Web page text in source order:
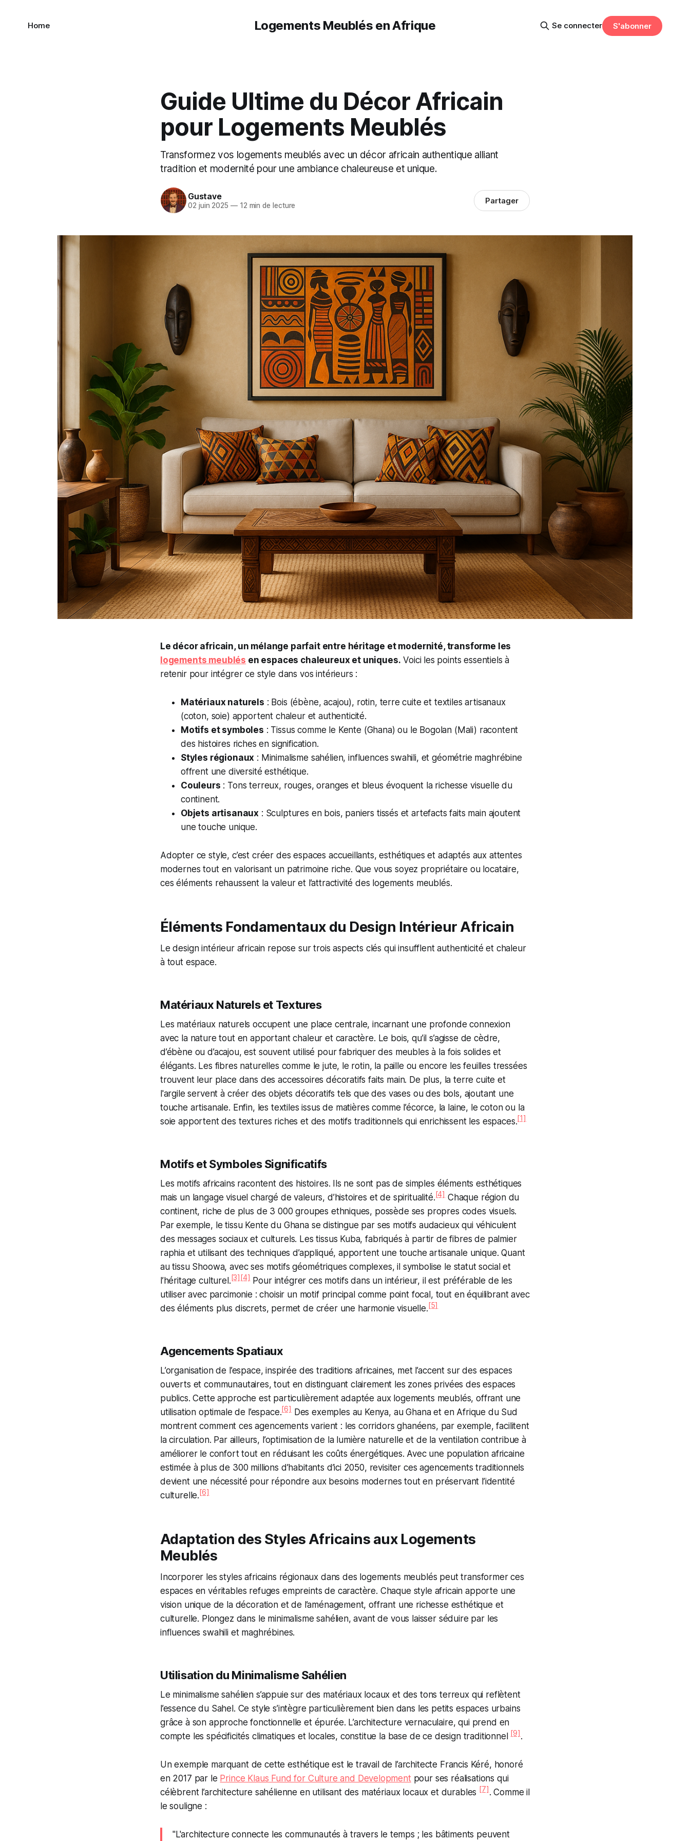
Logements Meublés en Afrique
Home Se connecter S'abonner
Guide Ultime du Décor Africain
pour Logements Meublés
Transformez vos logements meublés avec un décor africain authentique alliant
tradition et modernité pour une ambiance chaleureuse et unique.
Gustave
02 juin 2025 —12 min de lecture Partager
Le décor africain, un mélange parfait entre héritage et modernité, transforme les
logements meublés en espaces chaleureux et uniques. Voici les points essentiels à
retenir pour intégrer ce style dans vos intérieurs :
Matériaux naturels : Bois (ébène, acajou), rotin, terre cuite et textiles artisanaux
(coton, soie) apportent chaleur et authenticité.
Motifs et symboles : Tissus comme le Kente (Ghana) ou le Bogolan (Mali) racontent
des histoires riches en signification.
Styles régionaux : Minimalisme sahélien, influences swahili, et géométrie maghrébine
offrent une diversité esthétique.
Couleurs : Tons terreux, rouges, oranges et bleus évoquent la richesse visuelle du
continent.
Objets artisanaux : Sculptures en bois, paniers tissés et artefacts faits main ajoutent
une touche unique.
Adopter ce style, c’est créer des espaces accueillants, esthétiques et adaptés aux attentes
modernes tout en valorisant un patrimoine riche. Que vous soyez propriétaire ou locataire,
ces éléments rehaussent la valeur et l’attractivité des logements meublés.
Éléments Fondamentaux du Design Intérieur Africain
Le design intérieur africain repose sur trois aspects clés qui insufflent authenticité et chaleur
à tout espace.
Matériaux Naturels et Textures
Les matériaux naturels occupent une place centrale, incarnant une profonde connexion
avec la nature tout en apportant chaleur et caractère. Le bois, qu’il s’agisse de cèdre,
d’ébène ou d’acajou, est souvent utilisé pour fabriquer des meubles à la fois solides et
élégants. Les fibres naturelles comme le jute, le rotin, la paille ou encore les feuilles tressées
trouvent leur place dans des accessoires décoratifs faits main. De plus, la terre cuite et
l'argile servent à créer des objets décoratifs tels que des vases ou des bols, ajoutant une
touche artisanale. Enfin, les textiles issus de matières comme l’écorce, la laine, le coton ou la
soie apportent des textures riches et des motifs traditionnels qui enrichissent les espaces.[1]
Motifs et Symboles Significatifs
Les motifs africains racontent des histoires. Ils ne sont pas de simples éléments esthétiques
mais un langage visuel chargé de valeurs, d’histoires et de spiritualité.[4] Chaque région du
continent, riche de plus de 3 000 groupes ethniques, possède ses propres codes visuels.
Par exemple, le tissu Kente du Ghana se distingue par ses motifs audacieux qui véhiculent
des messages sociaux et culturels. Les tissus Kuba, fabriqués à partir de fibres de palmier
raphia et utilisant des techniques d’appliqué, apportent une touche artisanale unique. Quant
au tissu Shoowa, avec ses motifs géométriques complexes, il symbolise le statut social et
l’héritage culturel.[3][4]Pour intégrer ces motifs dans un intérieur, il est préférable de les
utiliser avec parcimonie : choisir un motif principal comme point focal, tout en équilibrant avec
des éléments plus discrets, permet de créer une harmonie visuelle.[5]
Agencements Spatiaux
L’organisation de l’espace, inspirée des traditions africaines, met l’accent sur des espaces
ouverts et communautaires, tout en distinguant clairement les zones privées des espaces
publics. Cette approche est particulièrement adaptée aux logements meublés, offrant une
utilisation optimale de l’espace.[6]Des exemples au Kenya, au Ghana et en Afrique du Sud
montrent comment ces agencements varient : les corridors ghanéens, par exemple, facilitent
la circulation. Par ailleurs, l’optimisation de la lumière naturelle et de la ventilation contribue à
améliorer le confort tout en réduisant les coûts énergétiques. Avec une population africaine
estimée à plus de 300 millions d’habitants d’ici 2050, revisiter ces agencements traditionnels
devient une nécessité pour répondre aux besoins modernes tout en préservant l’identité
culturelle.[6]
Adaptation des Styles Africains aux Logements
Meublés
Incorporer les styles africains régionaux dans des logements meublés peut transformer ces
espaces en véritables refuges empreints de caractère. Chaque style africain apporte une
vision unique de la décoration et de l’aménagement, offrant une richesse esthétique et
culturelle. Plongez dans le minimalisme sahélien, avant de vous laisser séduire par les
influences swahili et maghrébines.
Utilisation du Minimalisme Sahélien
Le minimalisme sahélien s’appuie sur des matériaux locaux et des tons terreux qui reflètent
l’essence du Sahel. Ce style s’intègre particulièrement bien dans les petits espaces urbains
grâce à son approche fonctionnelle et épurée. L’architecture vernaculaire, qui prend en
compte les spécificités climatiques et locales, constitue la base de ce design traditionnel[9].
Un exemple marquant de cette esthétique est le travail de l’architecte Francis Kéré, honoré
en 2017 par le Prince Klaus Fund for Culture and Development pour ses réalisations qui
célèbrent l’architecture sahélienne en utilisant des matériaux locaux et durables [7]. Comme il
le souligne :
"L'architecture connecte les communautés à travers le temps ; les bâtiments peuvent